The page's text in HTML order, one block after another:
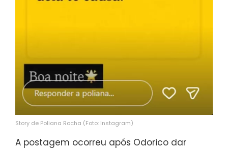
Story de Poliana Rocha (Foto: Instagram)
A postagem ocorreu após Odorico dar